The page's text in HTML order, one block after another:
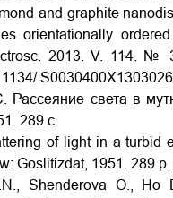
and graphite
orientationally
2013. V. 114. №
света в
289 c.
of light in a turbid
Goslitizdat, 1951. 289 p.
Shenderova O.,